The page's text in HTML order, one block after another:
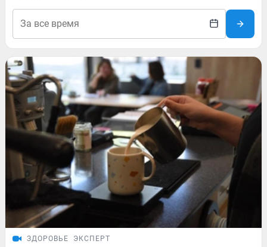
ЗДОРОВЬЕ ЭКСПЕРТ